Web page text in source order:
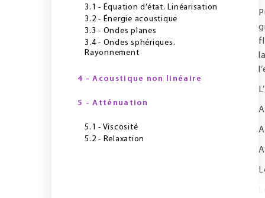
3.1 - Équation d’état. Linéarisation
3.2 - Énergie acoustique
3.3 - Ondes planes
3.4 - Ondes sphériques.
Rayonnement
4 - Acoustique non linéaire
5 - Atténuation
5.1 - Viscosité
5.2 - Relaxation